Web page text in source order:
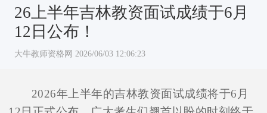
26上半年吉林教资面试成绩于6月
12日公布！
大牛教师资格网 2026/06/03 12:06:23
2026年上半年的吉林教资面试成绩将于6月